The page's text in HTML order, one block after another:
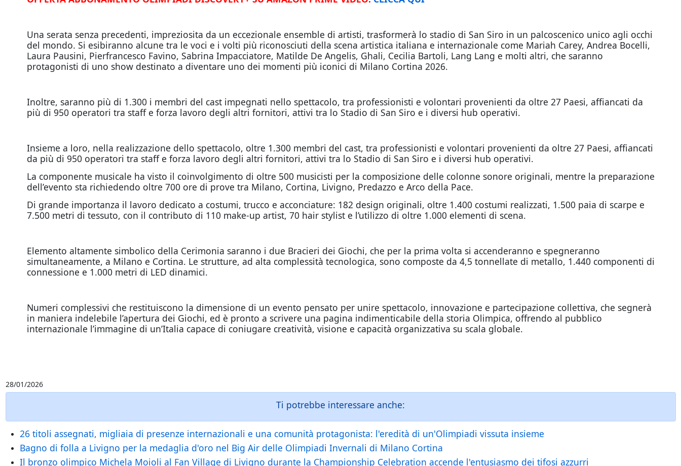
Una serata senza precedenti, impreziosita da un eccezionale ensemble di artisti, trasformerà lo stadio di San Siro in un palcoscenico unico agli occhi
del mondo. Si esibiranno alcune tra le voci e i volti più riconosciuti della scena artistica italiana e internazionale come Mariah Carey, Andrea Bocelli,
Laura Pausini, Pierfrancesco Favino, Sabrina Impacciatore, Matilde De Angelis, Ghali, Cecilia Bartoli, Lang Lang e molti altri, che saranno
protagonisti di uno show destinato a diventare uno dei momenti più iconici di Milano Cortina 2026.
Inoltre, saranno più di 1.300 i membri del cast impegnati nello spettacolo, tra professionisti e volontari provenienti da oltre 27 Paesi, affiancati da
più di 950 operatori tra staff e forza lavoro degli altri fornitori, attivi tra lo Stadio di San Siro e i diversi hub operativi.
Insieme a loro, nella realizzazione dello spettacolo, oltre 1.300 membri del cast, tra professionisti e volontari provenienti da oltre 27 Paesi, affiancati
da più di 950 operatori tra staff e forza lavoro degli altri fornitori, attivi tra lo Stadio di San Siro e i diversi hub operativi.
La componente musicale ha visto il coinvolgimento di oltre 500 musicisti per la composizione delle colonne sonore originali, mentre la preparazione
dell’evento sta richiedendo oltre 700 ore di prove tra Milano, Cortina, Livigno, Predazzo e Arco della Pace.
Di grande importanza il lavoro dedicato a costumi, trucco e acconciature: 182 design originali, oltre 1.400 costumi realizzati, 1.500 paia di scarpe e
7.500 metri di tessuto, con il contributo di 110 make-up artist, 70 hair stylist e l’utilizzo di oltre 1.000 elementi di scena.
Elemento altamente simbolico della Cerimonia saranno i due Bracieri dei Giochi, che per la prima volta si accenderanno e spegneranno
simultaneamente, a Milano e Cortina. Le strutture, ad alta complessità tecnologica, sono composte da 4,5 tonnellate di metallo, 1.440 componenti di
connessione e 1.000 metri di LED dinamici.
Numeri complessivi che restituiscono la dimensione di un evento pensato per unire spettacolo, innovazione e partecipazione collettiva, che segnerà
in maniera indelebile l’apertura dei Giochi, ed è pronto a scrivere una pagina indimenticabile della storia Olimpica, offrendo al pubblico
internazionale l’immagine di un’Italia capace di coniugare creatività, visione e capacità organizzativa su scala globale.
28/01/2026
Ti potrebbe interessare anche:
26 titoli assegnati, migliaia di presenze internazionali e una comunità protagonista: l'eredità di un'Olimpiadi vissuta insieme
Bagno di folla a Livigno per la medaglia d'oro nel Big Air delle Olimpiadi Invernali di Milano Cortina
Il bronzo olimpico Michela Moioli al Fan Village di Livigno durante la Championship Celebration accende l'entusiasmo dei tifosi azzurri